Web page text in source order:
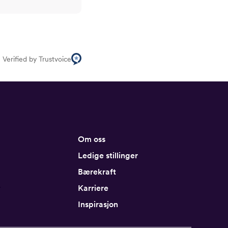
Verified by Trustvoice
Om oss
Ledige stillinger
Bærekraft
Karriere
Inspirasjon